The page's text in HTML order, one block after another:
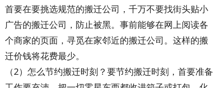
首要在要挑选规范的搬迁公司，千万不要找街头贴小
广告的搬迁公司，防止被黑。事前能够在网上阅读各
个商家的页面，寻觅在家邻近的搬迁公司。这样的搬
迁价钱将花费最少。
（2）怎么节约搬迁时刻？要节约搬迁时刻，首要准备